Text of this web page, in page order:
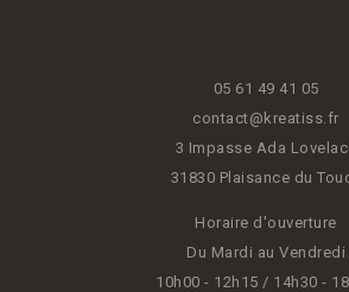
05 61 49 41 05
contact@kreatiss.fr
3 Impasse Ada
31830 Plaisance du
Horaire d'ouverture
Du Mardi au Vendredi
10h00 - 12h15 / 14h30 -